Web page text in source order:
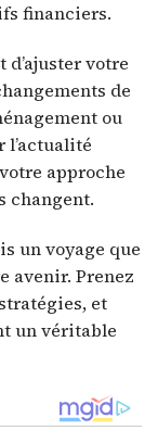
financiers.
d’ajuster votre
de
ou
approche
changent.
un voyage que
avenir. Prenez
et
un véritable